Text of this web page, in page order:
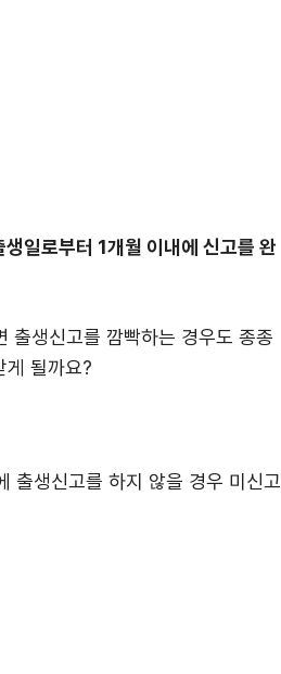
생일로부터 1개월 이내에 신고를 완
출생신고를 깜빡하는 경우도 종종
게 될까요?
출생신고를 하지 않을 경우 미신고